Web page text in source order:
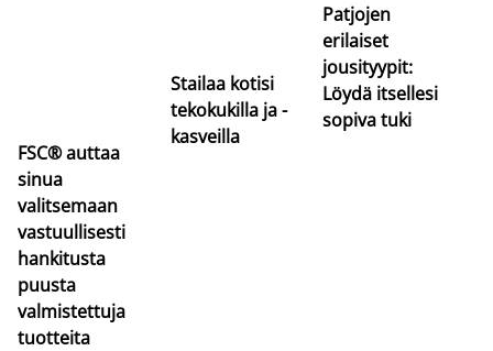
FSC® auttaa
sinua
valitsemaan
vastuullisesti
hankitusta
puusta
valmistettuja
tuotteita
Stailaa kotisi
tekokukilla ja -
kasveilla
Patjojen
erilaiset
jousityypit:
Löydä itsellesi
sopiva tuki